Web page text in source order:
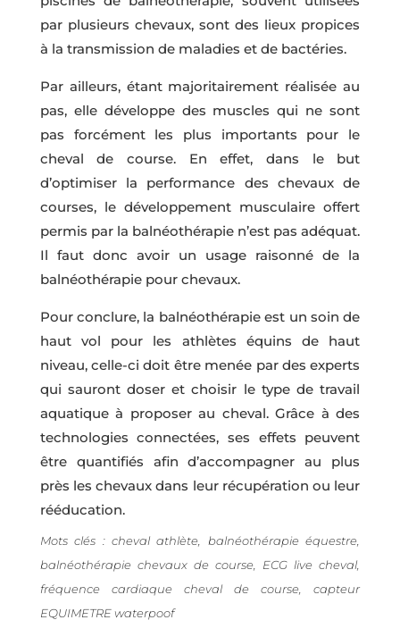
par plusieurs chevaux, sont des lieux propices
à la transmission de maladies et de bactéries.
Par ailleurs, étant majoritairement réalisée au
pas, elle développe des muscles qui ne sont
pas forcément les plus importants pour le
cheval de course. En effet, dans le but
d’optimiser la performance des chevaux de
courses, le développement musculaire offert
permis par la balnéothérapie n’est pas adéquat.
Il faut donc avoir un usage raisonné de la
balnéothérapie pour chevaux.
Pour conclure, la balnéothérapie est un soin de
haut vol pour les athlètes équins de haut
niveau, celle-ci doit être menée par des experts
qui sauront doser et choisir le type de travail
aquatique à proposer au cheval. Grâce à des
technologies connectées, ses effets peuvent
être quantifiés afin d’accompagner au plus
près les chevaux dans leur récupération ou leur
rééducation.
Mots clés : cheval athlète, balnéothérapie équestre,
balnéothérapie chevaux de course, ECG live cheval,
fréquence cardiaque cheval de course, capteur
EQUIMETRE waterpoof